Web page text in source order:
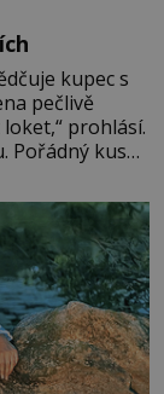
kupec s
pečlivě
prohlásí.
Pořádný kus
švadlena